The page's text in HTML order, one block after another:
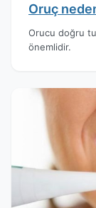
Oruç
Orucu doğru
önemlidir.